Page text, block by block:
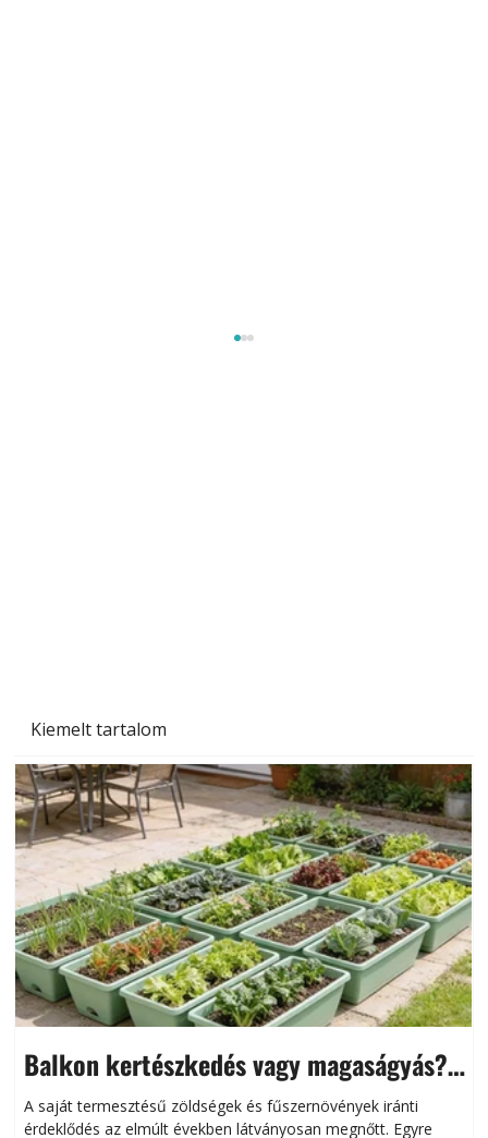
Kiemelt tartalom
Balkon kertészkedés vagy magaságyás?
Helytakarékos kertészkedés
A saját termesztésű zöldségek és fűszernövények iránti
érdeklődés az elmúlt években látványosan megnőtt. Egyre